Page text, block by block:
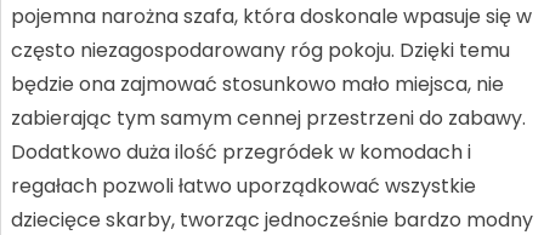
pojemna narożna szafa, która doskonale wpasuje się w
często niezagospodarowany róg pokoju. Dzięki temu
będzie ona zajmować stosunkowo mało miejsca, nie
zabierając tym samym cennej przestrzeni do zabawy.
Dodatkowo duża ilość przegródek w komodach i
regałach pozwoli łatwo uporządkować wszystkie
dziecięce skarby, tworząc jednocześnie bardzo modny